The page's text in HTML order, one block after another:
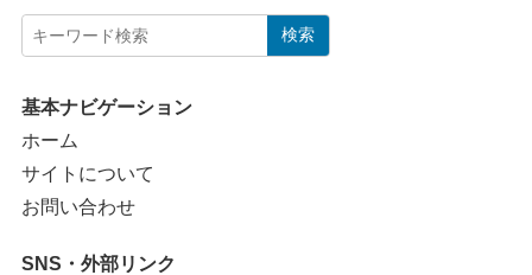
検索
基本ナビゲーション
ホーム
サイトについて
お問い合わせ
SNS・外部リンク